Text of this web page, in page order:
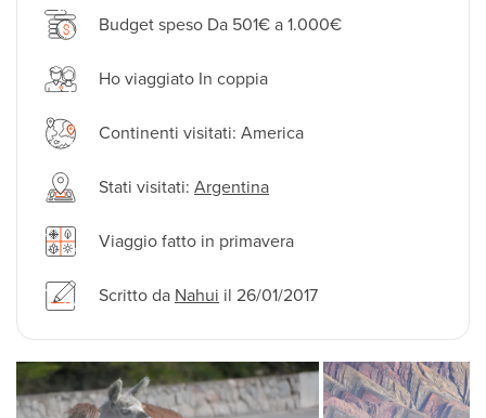
Budget speso Da 501€ a 1.000€
Ho viaggiato In coppia
Continenti visitati: America
Stati visitati: Argentina
Viaggio fatto in primavera
Scritto da Nahui il 26/01/2017